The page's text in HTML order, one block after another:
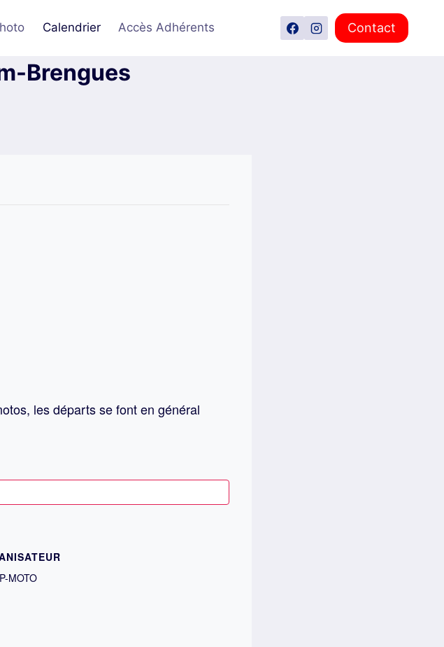
Calendrier Accès Adhérents Contact
Brengues
les départs se font en général
MOTO